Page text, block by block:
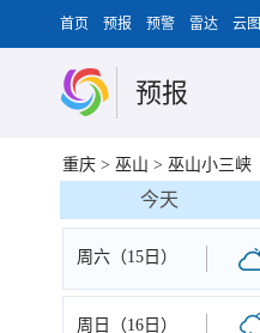
首页 预报 预警 雷达 云图
预报
重庆 > 巫山 > 巫山小三峡
今天
周六（15日）
周日（16日）